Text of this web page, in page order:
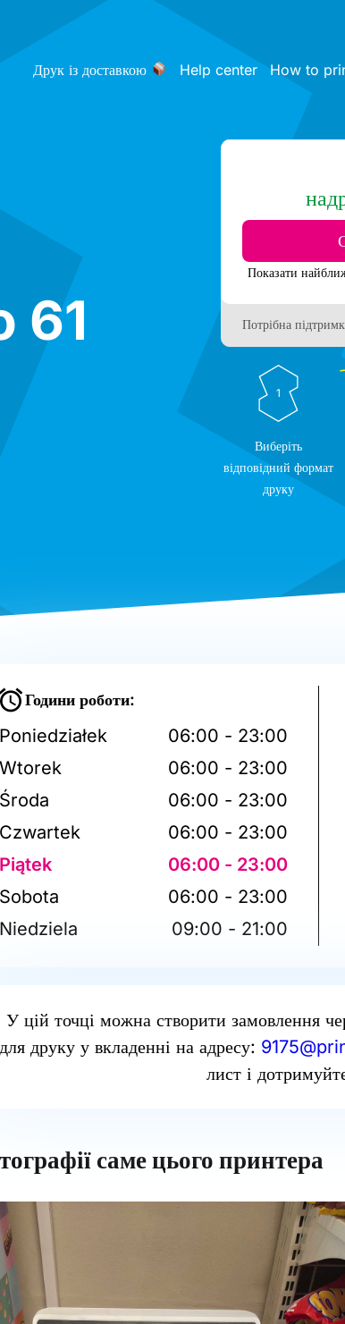
Друк із доставкою Help center How to
61
Потрібна
1
Виберіть
відповідний формат
друку
Години роботи:
Poniedziałek
06:00 - 23:00
Wtorek
06:00 - 23:00
Środa
06:00 - 23:00
Czwartek
06:00 - 23:00
Piątek
06:00 - 23:00
Sobota
06:00 - 23:00
Niedziela
09:00 - 21:00
У цій точці можна створити замовлення
для друку у вкладенні на адресу:
лист і
саме цього принтера